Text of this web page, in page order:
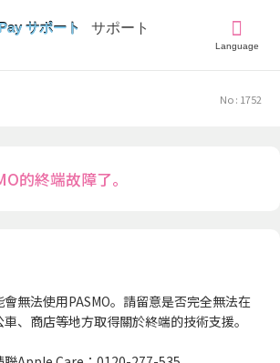
Language
No : 1752
的終端故障了。
無法使用PASMO。請留意是否完全無法在
、商店等地方取得關於終端的技術支援。